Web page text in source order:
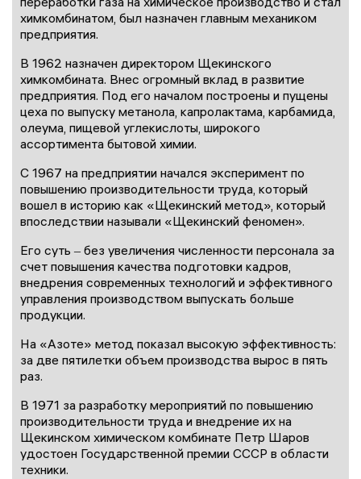
химкомбинатом, был назначен главным механиком
предприятия.
В 1962 назначен директором Щекинского
химкомбината. Внес огромный вклад в развитие
предприятия. Под его началом построены и пущены
цеха по выпуску метанола, капролактама, карбамида,
олеума, пищевой углекислоты, широкого
ассортимента бытовой химии.
С 1967 на предприятии начался эксперимент по
повышению производительности труда, который
вошел в историю как «Щекинский метод», который
впоследствии называли «Щекинский феномен».
Его суть ‒ без увеличения численности персонала за
счет повышения качества подготовки кадров,
внедрения современных технологий и эффективного
управления производством выпускать больше
продукции.
На «Азоте» метод показал высокую эффективность:
за две пятилетки объем производства вырос в пять
раз.
В 1971 за разработку мероприятий по повышению
производительности труда и внедрение их на
Щекинском химическом комбинате Петр Шаров
удостоен Государственной премии СССР в области
техники.